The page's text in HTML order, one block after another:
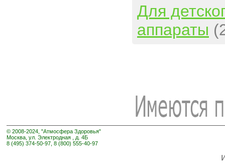
Для
аппараты
© 2008-2024, "Атмосфера Здоровья"
Москва, ул. Электродная , д. 4Б
8 (495) 374-50-97, 8 (800) 555-40-97